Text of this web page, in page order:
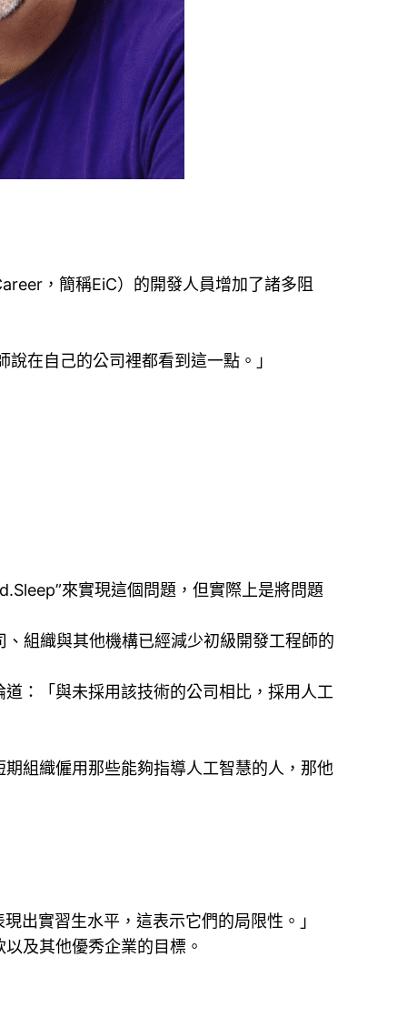
，簡稱EiC）的開發人員增加了諸多阻
在自己的公司裡都看到這一點。」
來實現這個問題，但實際上是將問題
組織與其他機構已經減少初級開發工程師的
：「與未採用該技術的公司相比，採用人工
組織僱用那些能夠指導人工智慧的人，那他
出實習生水平，這表示它們的局限性。」
及其他優秀企業的目標。